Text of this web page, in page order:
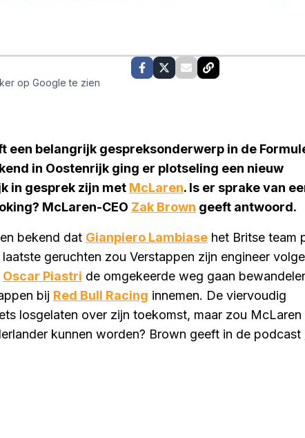
op Google te zien
een belangrijk gespreksonderwerp in de
in Oostenrijk ging er plotseling een nieuw
in gesprek zijn met McLaren. Is er sprake van
McLaren-CEO Zak Brown geeft antwoord.
bekend dat Gianpiero Lambiase het Britse team
geruchten zou Verstappen zijn engineer
Oscar Piastri de omgekeerde weg gaan
bij Red Bull Racing innemen. De viervoudig
losgelaten over zijn toekomst, maar zou McLaren
kunnen worden? Brown geeft in de podcast